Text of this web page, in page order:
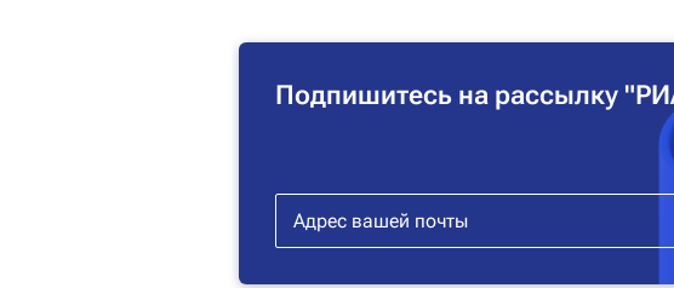
Подпишитесь на рассылку